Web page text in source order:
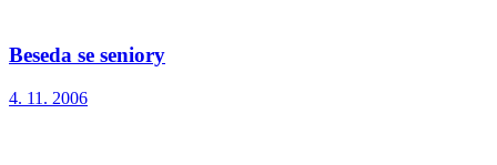
Beseda se seniory
4. 11. 2006